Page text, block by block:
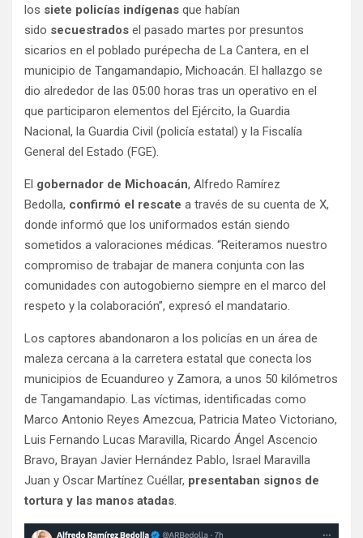
los siete policías indígenas que habían
sido secuestrados el pasado martes por presuntos
sicarios en el poblado purépecha de La Cantera, en el
municipio de Tangamandapio, Michoacán. El hallazgo se
dio alrededor de las 05:00 horas tras un operativo en el
que participaron elementos del Ejército, la Guardia
Nacional, la Guardia Civil (policía estatal) y la Fiscalía
General del Estado (FGE).
El gobernador de Michoacán, Alfredo Ramírez
Bedolla, confirmó el rescate a través de su cuenta de X,
donde informó que los uniformados están siendo
sometidos a valoraciones médicas. “Reiteramos nuestro
compromiso de trabajar de manera conjunta con las
comunidades con autogobierno siempre en el marco del
respeto y la colaboración”, expresó el mandatario.
Los captores abandonaron a los policías en un área de
maleza cercana a la carretera estatal que conecta los
municipios de Ecuandureo y Zamora, a unos 50 kilómetros
de Tangamandapio. Las víctimas, identificadas como
Marco Antonio Reyes Amezcua, Patricia Mateo Victoriano,
Luis Fernando Lucas Maravilla, Ricardo Ángel Ascencio
Bravo, Brayan Javier Hernández Pablo, Israel Maravilla
Juan y Oscar Martínez Cuéllar, presentaban signos de
tortura y las manos atadas.